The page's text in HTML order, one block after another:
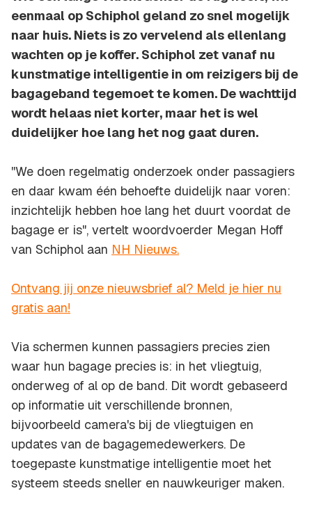
eenmaal op Schiphol geland zo snel mogelijk
naar huis. Niets is zo vervelend als ellenlang
wachten op je koffer. Schiphol zet vanaf nu
kunstmatige intelligentie in om reizigers bij de
bagageband tegemoet te komen. De wachttijd
wordt helaas niet korter, maar het is wel
duidelijker hoe lang het nog gaat duren.
''We doen regelmatig onderzoek onder passagiers
en daar kwam één behoefte duidelijk naar voren:
inzichtelijk hebben hoe lang het duurt voordat de
bagage er is", vertelt woordvoerder Megan Hoff
van Schiphol aan NH Nieuws.
Ontvang jij onze nieuwsbrief al? Meld je hier nu
gratis aan!
Via schermen kunnen passagiers precies zien
waar hun bagage precies is: in het vliegtuig,
onderweg of al op de band. Dit wordt gebaseerd
op informatie uit verschillende bronnen,
bijvoorbeeld camera's bij de vliegtuigen en
updates van de bagagemedewerkers. De
toegepaste kunstmatige intelligentie moet het
systeem steeds sneller en nauwkeuriger maken.